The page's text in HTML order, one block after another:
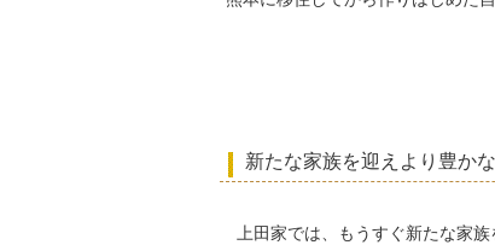
新たな家族を迎えより豊か
上田家では、もうすぐ新たな家族